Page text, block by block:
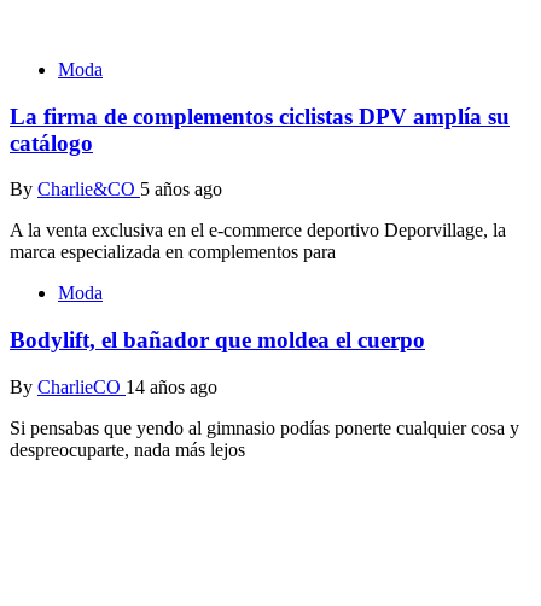
Moda
La firma de complementos ciclistas DPV amplía su
catálogo
By Charlie&CO 5 años ago
A la venta exclusiva en el e-commerce deportivo Deporvillage, la
marca especializada en complementos para
Moda
Bodylift, el bañador que moldea el cuerpo
By CharlieCO 14 años ago
Si pensabas que yendo al gimnasio podías ponerte cualquier cosa y
despreocuparte, nada más lejos